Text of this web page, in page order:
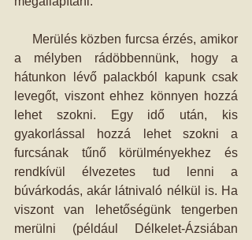
a mélyben rádöbbennünk, hogy a
hátunkon lévő palackból kapunk csak
levegőt, viszont ehhez könnyen hozzá
lehet szokni. Egy idő után, kis
gyakorlással hozzá lehet szokni a
furcsának tűnő körülményekhez és
rendkívül élvezetes tud lenni a
búvárkodás, akár látnivaló nélkül is. Ha
viszont van lehetőségünk tengerben
merülni (például Délkelet-Ázsiában